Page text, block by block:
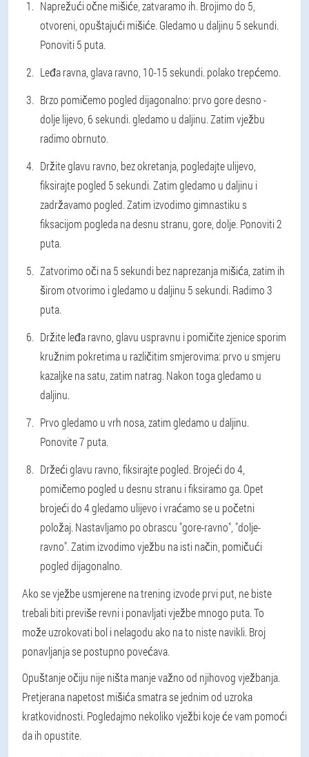
Naprežući očne mišiće, zatvaramo ih. Brojimo do 5,
otvoreni, opuštajući mišiće. Gledamo u daljinu 5 sekundi.
Ponoviti 5 puta.
Leđa ravna, glava ravno, 10-15 sekundi. polako trepćemo.
Brzo pomičemo pogled dijagonalno: prvo gore desno -
dolje lijevo, 6 sekundi. gledamo u daljinu. Zatim vježbu
radimo obrnuto.
Držite glavu ravno, bez okretanja, pogledajte ulijevo,
fiksirajte pogled 5 sekundi. Zatim gledamo u daljinu i
zadržavamo pogled. Zatim izvodimo gimnastiku s
fiksacijom pogleda na desnu stranu, gore, dolje. Ponoviti 2
puta.
Zatvorimo oči na 5 sekundi bez naprezanja mišića, zatim ih
širom otvorimo i gledamo u daljinu 5 sekundi. Radimo 3
puta.
Držite leđa ravno, glavu uspravnu i pomičite zjenice sporim
kružnim pokretima u različitim smjerovima: prvo u smjeru
kazaljke na satu, zatim natrag. Nakon toga gledamo u
daljinu.
Prvo gledamo u vrh nosa, zatim gledamo u daljinu.
Ponovite 7 puta.
Držeći glavu ravno, fiksirajte pogled. Brojeći do 4,
pomičemo pogled u desnu stranu i fiksiramo ga. Opet
brojeći do 4 gledamo ulijevo i vraćamo se u početni
položaj. Nastavljamo po obrascu "gore-ravno", "dolje-
ravno". Zatim izvodimo vježbu na isti način, pomičući
pogled dijagonalno.
Ako se vježbe usmjerene na trening izvode prvi put, ne biste
trebali biti previše revni i ponavljati vježbe mnogo puta. To
može uzrokovati bol i nelagodu ako na to niste navikli. Broj
ponavljanja se postupno povećava.
Opuštanje očiju nije ništa manje važno od njihovog vježbanja.
Pretjerana napetost mišića smatra se jednim od uzroka
kratkovidnosti. Pogledajmo nekoliko vježbi koje će vam pomoći
da ih opustite.